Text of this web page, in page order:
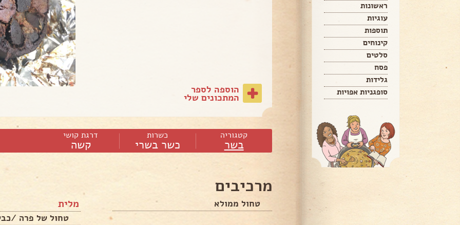
ראשונות
עוגיות
תוספות
קינוחים
סלטים
פסח
גלידות
סופגניות אפויות
הוספה לספר
המתכונים שלי
קטגוריה
בשר
כשרות
כשר בשרי
דרגת קושי
קשה
מרכיבים
טחול ממולא מלית
טחול של פרה /